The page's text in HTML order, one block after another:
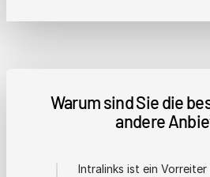
Warum sind Sie die
andere
Intralinks ist ein